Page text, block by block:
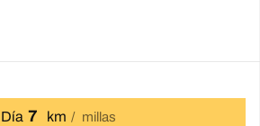
Día 7 km millas